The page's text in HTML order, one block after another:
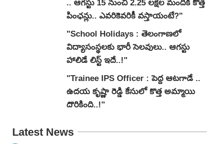
.. ఆగస్టు 15 నుంచి 2.25 లక్షల మందికి కొత్త
పింఛన్లు.. ఎవరికెవరికీ వస్తాయంటే?"
"School Holidays : తెలంగాణలో
విద్యాసంస్థలకు భారీ సెలవులు.. ఆగస్టు
హాలిడే లిస్ట్ ఇదే..!"
"Trainee IPS Officer : పెద్ద ఆటగాడే ..
ఉదయ కృష్ణా రెడ్డి కేసులో కొత్త అమ్మాయి
దొరికింది..!"
Latest News